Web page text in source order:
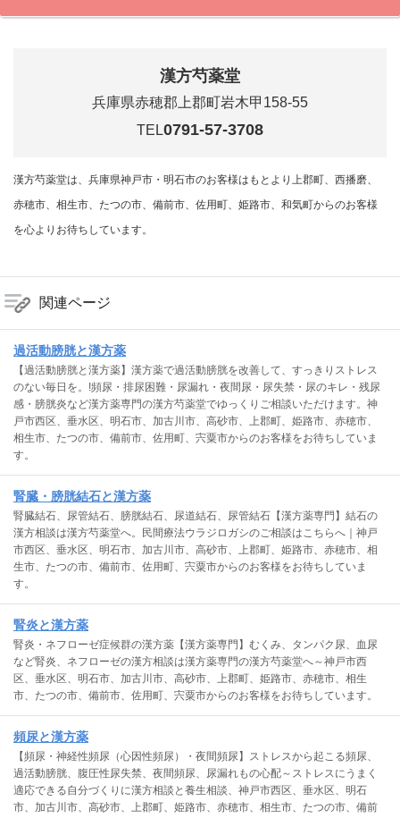
漢方芍薬堂
兵庫県赤穂郡上郡町岩木甲158-55
TEL0791-57-3708
漢方芍薬堂は、兵庫県神戸市・明石市のお客様はもとより上郡町、西播磨、
赤穂市、相生市、たつの市、備前市、佐用町、姫路市、和気町からのお客様
を心よりお待ちしています。
関連ページ
過活動膀胱と漢方薬
【過活動膀胱と漢方薬】漢方薬で過活動膀胱を改善して、すっきりストレス
のない毎日を。!頻尿・排尿困難・尿漏れ・夜間尿・尿失禁・尿のキレ・残尿
感・膀胱炎など漢方薬専門の漢方芍薬堂でゆっくりご相談いただけます。神
戸市西区、垂水区、明石市、加古川市、高砂市、上郡町、姫路市、赤穂市、
相生市、たつの市、備前市、佐用町、宍粟市からのお客様をお待ちしていま
す。
腎臓・膀胱結石と漢方薬
腎臓結石、尿管結石、膀胱結石、尿道結石、尿管結石【漢方薬専門】結石の
漢方相談は漢方芍薬堂へ。民間療法ウラジロガシのご相談はこちらへ｜神戸
市西区、垂水区、明石市、加古川市、高砂市、上郡町、姫路市、赤穂市、相
生市、たつの市、備前市、佐用町、宍粟市からのお客様をお待ちしていま
す。
腎炎と漢方薬
腎炎・ネフローゼ症候群の漢方薬【漢方薬専門】むくみ、タンパク尿、血尿
など腎炎、ネフローゼの漢方相談は漢方薬専門の漢方芍薬堂へ～神戸市西
区、垂水区、明石市、加古川市、高砂市、上郡町、姫路市、赤穂市、相生
市、たつの市、備前市、佐用町、宍粟市からのお客様をお待ちしています。
頻尿と漢方薬
【頻尿・神経性頻尿（心因性頻尿）・夜間頻尿】ストレスから起こる頻尿、
過活動膀胱、腹圧性尿失禁、夜間頻尿、尿漏れもの心配～ストレスにうまく
適応できる自分づくりに漢方相談と養生相談、神戸市西区、垂水区、明石
市、加古川市、高砂市、上郡町、姫路市、赤穂市、相生市、たつの市、備前